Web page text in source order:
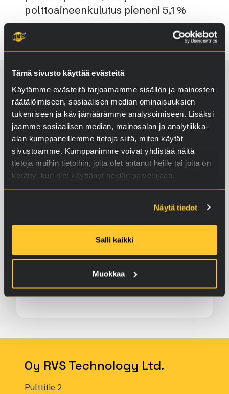
Tämä sivusto käyttää evästeitä
Käytämme evästeitä tarjoamamme sisällön ja mainosten
räätälöimiseen, sosiaalisen median ominaisuuksien
tukemiseen ja kävijämäärämme analysoimiseen. Lisäksi
jaamme sosiaalisen median, mainosalan ja analytiikka-
alan kumppaneillemme tietoja siitä, miten käytät
sivustoamme. Kumppanimme voivat yhdistää näitä
tietoja muihin tietoihin, joita olet antanut heille tai joita on
kerätty, kun olet käyttänyt heidän palvelujaan.
Näytä tiedot
Salli kaikki
Muokkaa
polttoaineenkulutus pieneni 5,1 %
Katso lisää
testituloksia
KILPAMOOTTORI
Speedway-pyörä
Oy RVS Technology Ltd.
Pulttitie 2